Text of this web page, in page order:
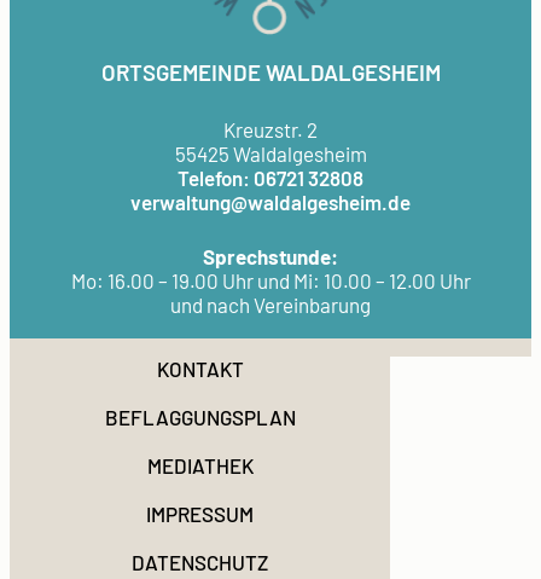
ORTSGEMEINDE WALDALGESHEIM
Kreuzstr. 2
55425 Waldalgesheim
Telefon: 06721 32808
verwaltung@waldalgesheim.de
Sprechstunde:
Mo: 16.00 – 19.00 Uhr und Mi: 10.00 – 12.00 Uhr
und nach Vereinbarung
KONTAKT
BEFLAGGUNGSPLAN
MEDIATHEK
IMPRESSUM
DATENSCHUTZ